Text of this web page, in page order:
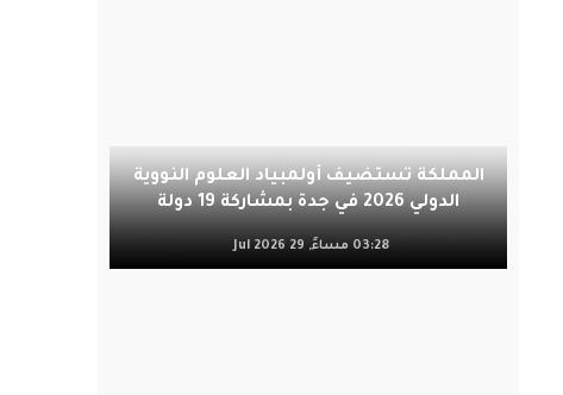
المملكة تستضيف أولمبياد العلوم النووية
الدولي 2026 في جدة بمشاركة 19 دولة
03:28 مساءً, 29 Jul 2026